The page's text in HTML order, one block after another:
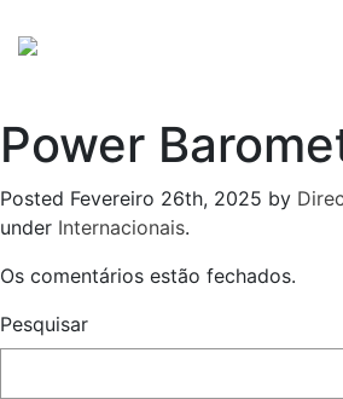
Power
Posted Fevereiro 26th, 2025 by
under Internacionais.
Os comentários estão fechados.
Pesquisar